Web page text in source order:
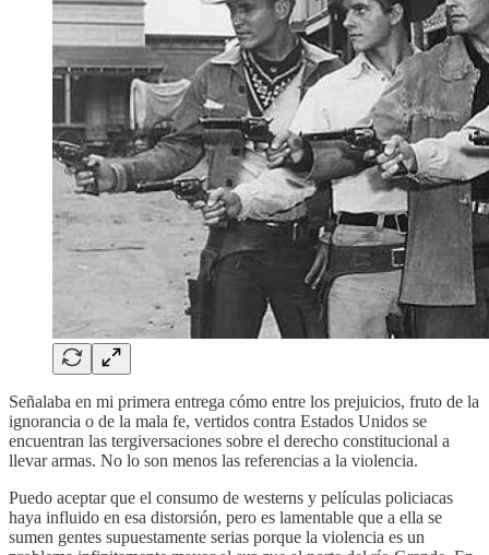
Señalaba en mi primera entrega cómo entre los prejuicios, fruto de la
ignorancia o de la mala fe, vertidos contra Estados Unidos se
encuentran las tergiversaciones sobre el derecho constitucional a
llevar armas. No lo son menos las referencias a la violencia.
Puedo aceptar que el consumo de westerns y películas policiacas
haya influido en esa distorsión, pero es lamentable que a ella se
sumen gentes supuestamente serias porque la violencia es un